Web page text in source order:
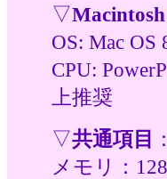
▽Macintosh
OS: Mac
CPU:
上推奨
▽共通項目
：
メモリ：